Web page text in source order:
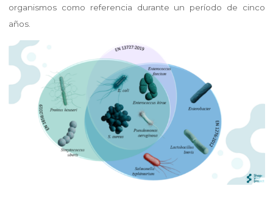
organismos como referencia durante un período de cinco
años.